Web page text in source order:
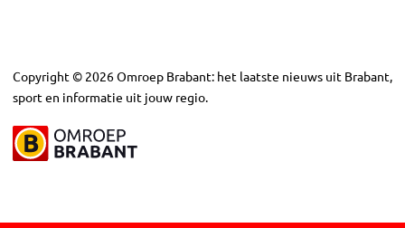
Copyright © 2026Omroep Brabant: het laatste nieuws uit Brabant,
sport en informatie uit jouw regio.